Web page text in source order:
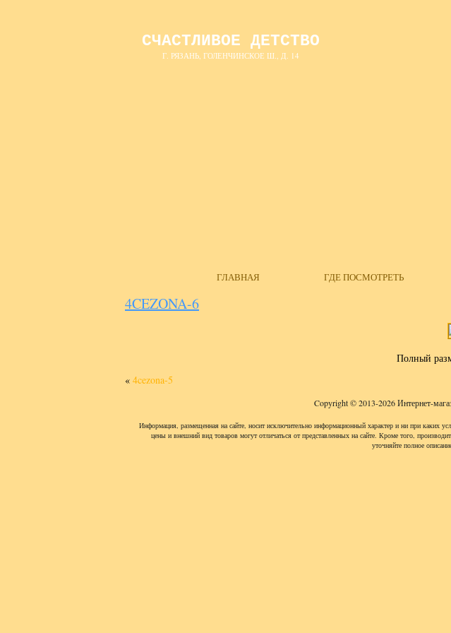
СЧАСТЛИВОЕ ДЕТСТВО
Г. РЯЗАНЬ, ГОЛЕНЧИНСКОЕ Ш., Д. 14
ГЛАВНАЯ ГДЕ ПОСМОТРЕТЬ
4CEZONA-6
Полный
« 4cezona-5
Copyright © 2013-2026 Интернет-
Информация, размещенная на сайте, носит исключительно информационный характер и ни при каких
цены и внешний вид товаров могут отличаться от представленных на сайте. Кроме того,
уточняйте полное